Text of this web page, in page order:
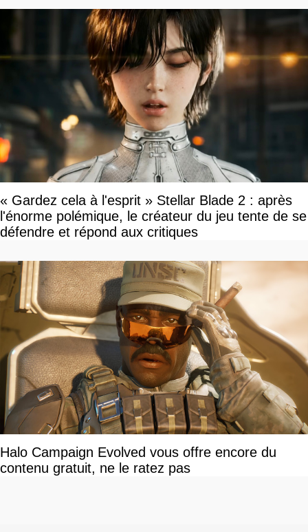
« Gardez cela à l'esprit » Stellar Blade 2 : après
l'énorme polémique, le créateur du jeu tente de se
défendre et répond aux critiques
Halo Campaign Evolved vous offre encore du
contenu gratuit, ne le ratez pas